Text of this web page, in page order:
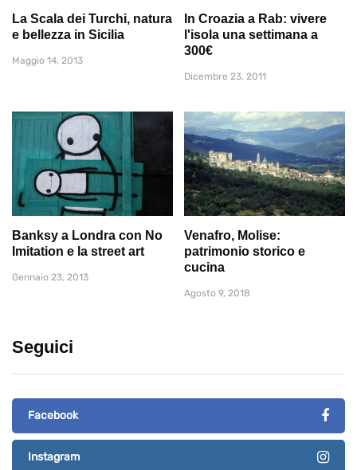
La Scala dei Turchi, natura
e bellezza in Sicilia
Maggio 14, 2013
In Croazia a Rab: vivere
l'isola una settimana a
300€
Dicembre 23, 2011
Banksy a Londra con No
Imitation e la street art
Gennaio 23, 2013
Venafro, Molise:
patrimonio storico e
cucina
Agosto 9, 2018
Seguici
Facebook
Instagram